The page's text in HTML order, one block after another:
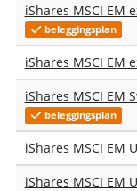
iShares MSCI EM
beleggingsplan
iShares MSCI EM
iShares MSCI EM
beleggingsplan
iShares MSCI EM
iShares MSCI EM